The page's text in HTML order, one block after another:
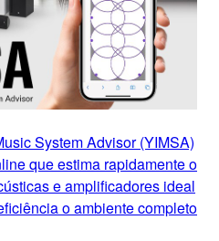
System Advisor (YIMSA)
que estima rapidamente o
e amplificadores ideal
o ambiente completo